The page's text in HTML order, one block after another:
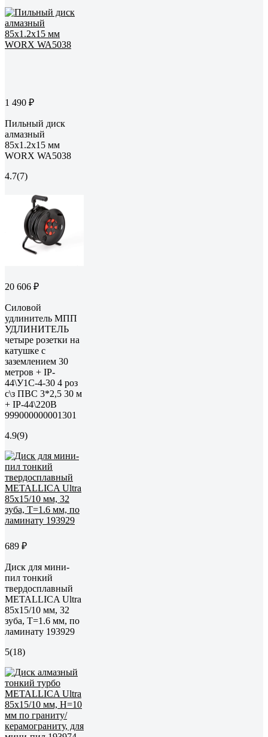
1 490 ₽
Пильный диск
алмазный
85x1.2x15 мм
WORX WA5038
4.7(7)
20 606 ₽
Силовой
удлинитель МПП
УДЛИНИТЕЛЬ
четыре розетки на
катушке с
заземлением 30
метров + IP-
44\У1С-4-30 4 роз
с\з ПВС 3*2,5 30 м
+ IP-44\220В
999000000001301
4.9(9)
689 ₽
Диск для мини-
пил тонкий
твердосплавный
METALLICA Ultra
85x15/10 мм, 32
зуба, Т=1.6 мм, по
ламинату 193929
5(18)